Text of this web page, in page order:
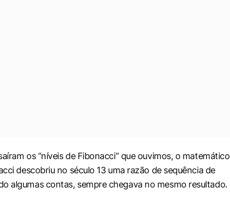
os “níveis de Fibonacci” que ouvimos, o matemático
descobriu no século 13 uma razão de sequência de
algumas contas, sempre chegava no mesmo resultado.